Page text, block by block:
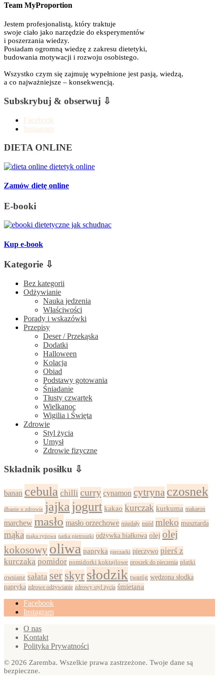
Team MyProportion
Jestem profesjonalistą, który traktuje
swoje ciało jako narzędzie do eksperymentów
i poszerzania wiedzy.
Posiadam ogromną wiedzę z zakresu dietetyki,
budowania motywacji i rozwoju osobistego.
Wszystko czym się zajmuję wypełnione jest pasją, wiedzą,
a co najważniejsze – konsekwencją.
Subskrybuj & obserwuj ⇩
Facebook
Instagram
DIETA ONLINE
Zamów dietę online
E-booki
Kup e-book
Kategorie ⇩
Bez kategorii
Odżywianie
Nauka jedzenia
Właściwości
Porady i wskazówki
Przepisy
Deser / Przekąska
Dodatki
Halloween
Kolacja
Obiad
Podstawy gotowania
Śniadanie
Tłusty czwartek
Wielkanoc
Wigilia i Święta
Zdrowie
Styl życia
Umysł
Zdrowie fizyczne
Składnik posiłku ⇩
banan cebula chilli curry cynamon cytryna czosnek
dbanie o zdrowie jajka jogurt kakao kurczak kurkuma makaron
marchew masło masło orzechowe migdały miód mleko musztarda
mąka mąka ryżowa natka pietruszki odżywka białkowa olej olej
kokosowy oliwa papryka pieczarki pieczywo pierś z
kurczaka pomidor pomidorki koktajlowe proszek do pieczenia płatki
owsiane sałata ser skyr słodzik twaróg wędzona słodka
papryka zdrowe odżywianie zdrowy styl życia śmietana
Facebook
Instagram
O nas
Kontakt
Polityka Prywatności
© 2026 Zaremba. Wszelkie prawa zastrzeżone. Twoje dane są
bezpieczne.